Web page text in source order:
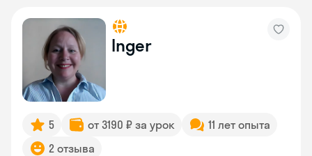
Inger
5 от 3190 ₽ за урок
11 лет опыта
2 отзыва